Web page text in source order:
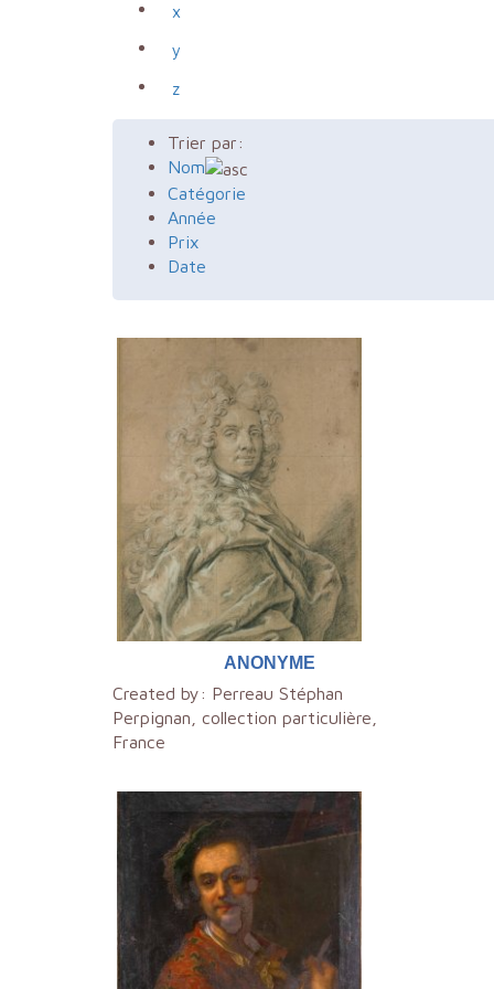
x
y
z
Trier par:
Nom
Catégorie
Année
Prix
Date
ANONYME
Created by: Perreau Stéphan
Perpignan, collection particulière,
France